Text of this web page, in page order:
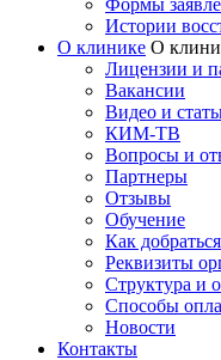
Формы
Истории
О клинике О
Лицензии и
Вакансии
Видео и
КИМ-ТВ
Вопросы и
Партнеры
Отзывы
Обучение
Как добраться
Реквизиты
Структура
Способы
Новости
Контакты